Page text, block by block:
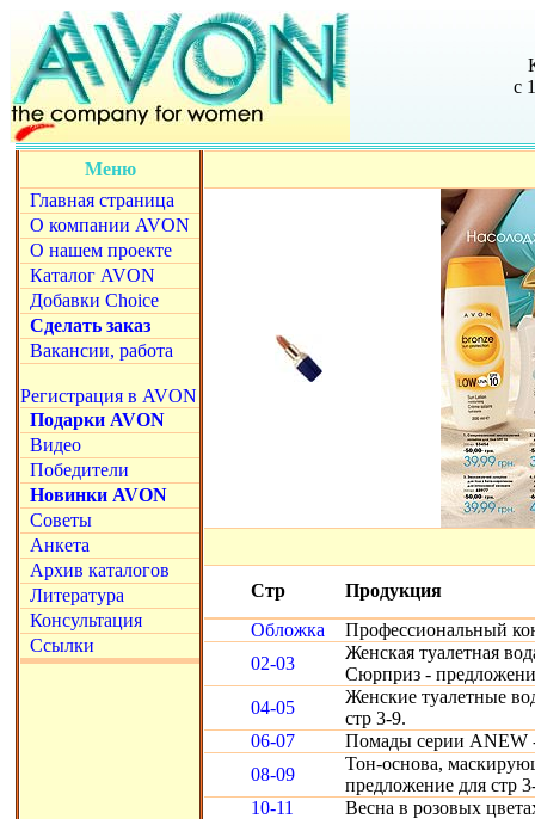
с
Меню
Главная страница
О компании AVON
О нашем проекте
Каталог AVON
Добавки Choice
Сделать заказ
Вакансии, работа
Регистрация в AVON
Подарки AVON
Видео
Победители
Новинки AVON
Советы
Анкета
Архив каталогов
Литература
Консультация
Ссылки
Стр
Продукция
Обложка
Профессиональный
02-03
Женская туалетная
Сюрприз -
04-05
Женские туалетные
стр 3-9.
06-07
Помады серии ANEW
08-09
Тон-основа,
предложение для стр
10-11
Весна в розовых